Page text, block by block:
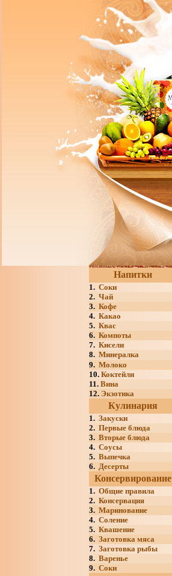
Напитки
1. Соки
2. Чай
3. Кофе
4. Какао
5. Квас
6. Компоты
7. Кисели
8. Минералка
9. Молоко
10. Коктейли
11. Вина
12. Экзотика
Кулинария
1. Закуски
2. Первые блюда
3. Вторые блюда
4. Соусы
5. Выпечка
6. Десерты
Консервирование
1. Общие правила
2. Консервация
3. Маринование
4. Соление
5. Квашение
6. Заготовка мяса
7. Заготовка рыбы
8. Варенье
9. Соки